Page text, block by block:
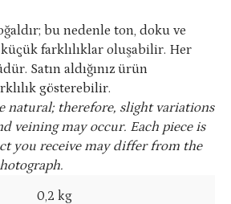
bu nedenle ton, doku ve
farklılıklar oluşabilir. Her
Satın aldığınız ürün
gösterebilir.
natural; therefore, slight variations
veining may occur. Each piece is
you receive may differ from the
0,2 kg